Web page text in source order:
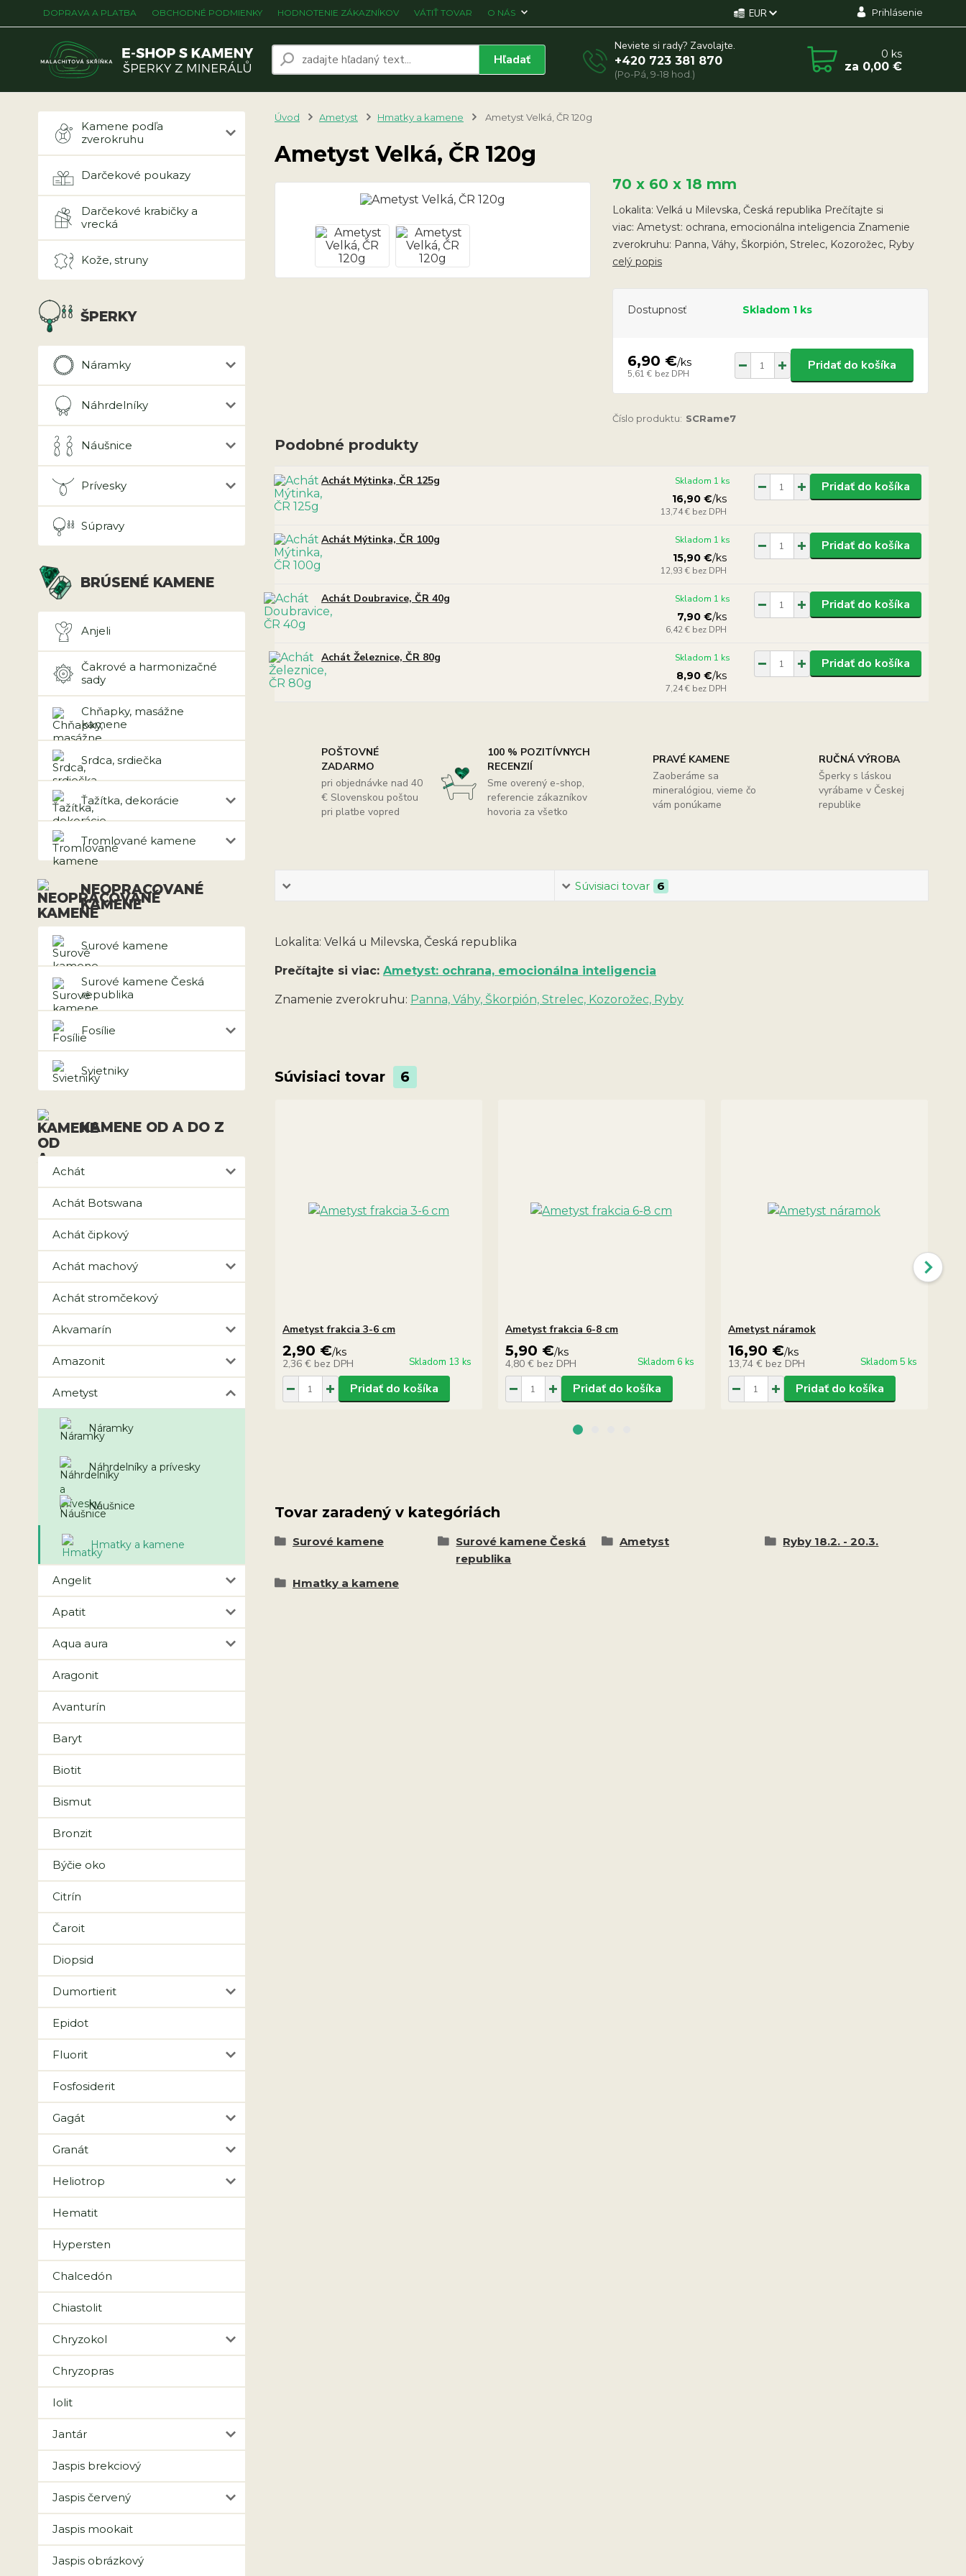
DOPRAVA A PLATBA OBCHODNÉ PODMIENKY HODNOTENIE ZÁKAZNÍKOV VÁTIŤ TOVAR O NÁS EUR Prihlásenie
Hľadať
Neviete si rady? Zavolajte.
+420 723 381 870
(Po-Pá, 9-18 hod.)
0 ks
za 0,00 €
Kamene podľa
zverokruhu
Darčekové poukazy
Darčekové krabičky a
vrecká
Kože, struny
ŠPERKY
Náramky
Náhrdelníky
Náušnice
Prívesky
Súpravy
BRÚSENÉ KAMENE
Anjeli
Čakrové a harmonizačné
sady
Chňapky, masážne
kamene
Srdca, srdiečka
Ťažítka, dekorácie
Tromlované kamene
NEOPRACOVANÉ
KAMENE
Surové kamene
Surové kamene Česká
republika
Fosílie
Svietniky
KAMENE OD A DO Z
Achát
Achát Botswana
Achát čipkový
Achát machový
Achát stromčekový
Akvamarín
Amazonit
Ametyst
Náramky
Náhrdelníky a prívesky
Náušnice
Hmatky a kamene
Angelit
Apatit
Aqua aura
Aragonit
Avanturín
Baryt
Biotit
Bismut
Bronzit
Býčie oko
Citrín
Čaroit
Diopsid
Dumortierit
Epidot
Fluorit
Fosfosiderit
Gagát
Granát
Heliotrop
Hematit
Hypersten
Chalcedón
Chiastolit
Chryzokol
Chryzopras
Iolit
Jantár
Jaspis brekciový
Jaspis červený
Jaspis mookait
Jaspis obrázkový
Úvod Ametyst Hmatky a kamene Ametyst Velká, ČR 120g
Ametyst Velká, ČR 120g
70 x 60 x 18 mm
Lokalita: Velká u Milevska, Česká republika Prečítajte si
viac: Ametyst: ochrana, emocionálna inteligencia Znamenie
zverokruhu: Panna, Váhy, Škorpión, Strelec, Kozorožec, Ryby
celý popis
Dostupnosť Skladom 1 ks
6,90 €/ks
5,61 € bez DPH
Pridať do košíka
Číslo produktu: SCRame7
Podobné produkty
Achát Mýtinka, ČR 125g
16,90 €/ks
13,74 € bez DPH
Skladom 1 ks Pridať do košíka
Achát Mýtinka, ČR 100g
15,90 €/ks
12,93 € bez DPH
Skladom 1 ks Pridať do košíka
Achát Doubravice, ČR 40g
7,90 €/ks
6,42 € bez DPH
Skladom 1 ks Pridať do košíka
Achát Železnice, ČR 80g
8,90 €/ks
7,24 € bez DPH
Skladom 1 ks Pridať do košíka
POŠTOVNÉ
ZADARMO
pri objednávke nad 40
€ Slovenskou poštou
pri platbe vopred
100 % POZITÍVNYCH
RECENZIÍ
Sme overený e-shop,
referencie zákazníkov
hovoria za všetko
PRAVÉ KAMENE
Zaoberáme sa
mineralógiou, vieme čo
vám ponúkame
RUČNÁ VÝROBA
Šperky s láskou
vyrábame v Českej
republike
Súvisiaci tovar 6
Lokalita: Velká u Milevska, Česká republika
Prečítajte si viac: Ametyst: ochrana, emocionálna inteligencia
Znamenie zverokruhu: Panna, Váhy, Škorpión, Strelec, Kozorožec, Ryby
Súvisiaci tovar 6
Ametyst frakcia 3-6 cm
2,90 €/ks
2,36 € bez DPH Skladom 13 ks
Pridať do košíka
Ametyst frakcia 6-8 cm
5,90 €/ks
4,80 € bez DPH Skladom 6 ks
Pridať do košíka
Ametyst náramok
16,90 €/ks
13,74 € bez DPH Skladom 5 ks
Pridať do košíka
Tovar zaradený v kategóriách
Surové kamene
Surové kamene Česká
republika
Ametyst Ryby 18.2. - 20.3.
Hmatky a kamene